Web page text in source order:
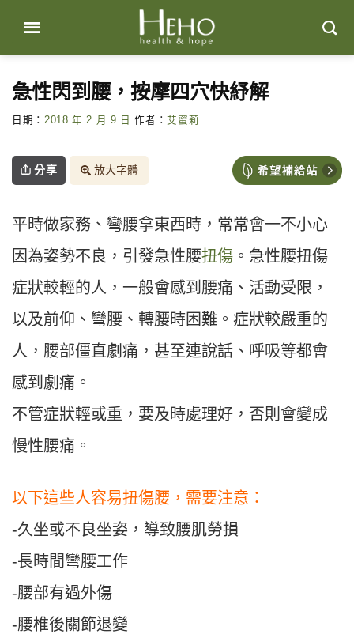
content
急性閃到腰，按摩四穴快紓解
日期： 2018 年 2 月 9 日 作者：艾蜜莉
分享 放大字體
平時做家務、彎腰拿東西時，常常會一不小心
因為姿勢不良，引發急性腰扭傷 。急性腰扭傷
症狀較輕的人，一般會感到腰痛、活動受限，
以及前仰、彎腰、轉腰時困難。症狀較嚴重的
人，腰部僵直劇痛，甚至連說話、呼吸等都會
感到劇痛。
不管症狀輕或重，要及時處理好，否則會變成
慢性腰痛。
以下這些人容易扭傷腰，需要注意：
-久坐或不良坐姿，導致腰肌勞損
-長時間彎腰工作
-腰部有過外傷
-腰椎後關節退變